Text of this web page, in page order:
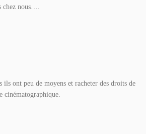
nous….
ont peu de moyens et racheter des droits de